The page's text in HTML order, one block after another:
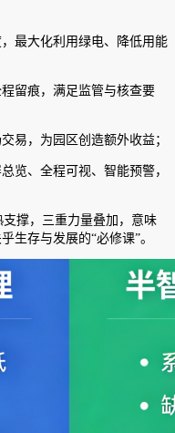
最大化利用绿电、降低用能
留痕，满足监管与核查要
易，为园区创造额外收益；
览、全程可视、智能预警，
撑，三重力量叠加，意味
生存与发展的“必修课”。